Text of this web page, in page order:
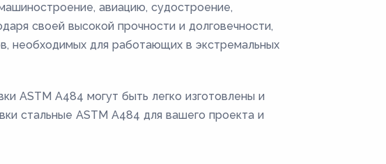
авиацию, судостроение,
своей высокой прочности и долговечности,
необходимых для работающих в экстремальных
ASTM A484 могут быть легко изготовлены и
стальные ASTM A484 для вашего проекта и